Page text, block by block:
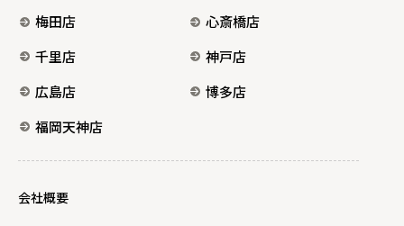
梅田店
心斎橋店
千里店
神戸店
広島店
博多店
福岡天神店
会社概要